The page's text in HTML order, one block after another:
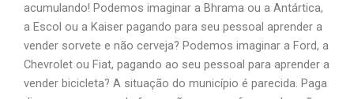
acumulando! Podemos imaginar a Bhrama ou a Antártica,
a Escol ou a Kaiser pagando para seu pessoal aprender a
vender sorvete e não cerveja? Podemos imaginar a Ford, a
Chevrolet ou Fiat, pagando ao seu pessoal para aprender a
vender bicicleta? A situação do município é parecida. Paga